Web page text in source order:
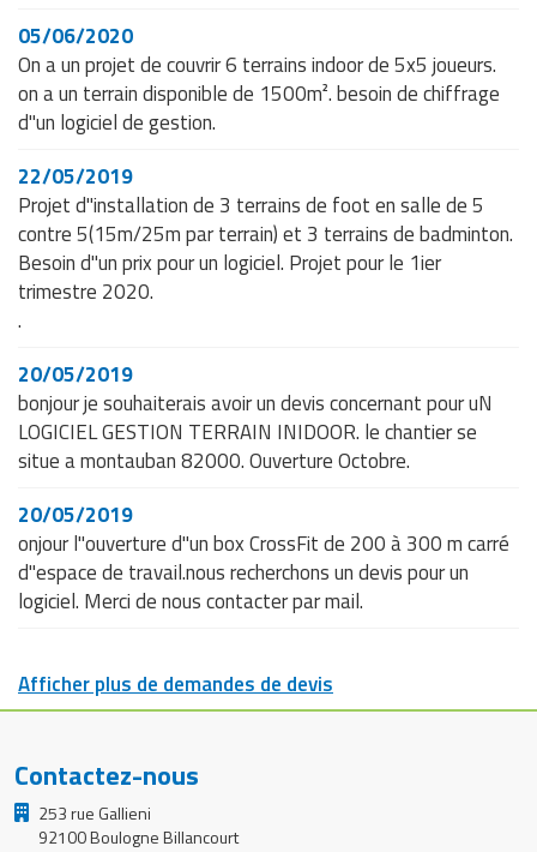
05/06/2020
On a un projet de couvrir 6 terrains indoor de 5x5 joueurs.
on a un terrain disponible de 1500m². besoin de chiffrage
d"un logiciel de gestion.
22/05/2019
Projet d"installation de 3 terrains de foot en salle de 5
contre 5(15m/25m par terrain) et 3 terrains de badminton.
Besoin d"un prix pour un logiciel. Projet pour le 1ier
trimestre 2020.
.
20/05/2019
bonjour je souhaiterais avoir un devis concernant pour uN
LOGICIEL GESTION TERRAIN INIDOOR. le chantier se
situe a montauban 82000. Ouverture Octobre.
20/05/2019
onjour l"ouverture d"un box CrossFit de 200 à 300 m carré
d"espace de travail.nous recherchons un devis pour un
logiciel. Merci de nous contacter par mail.
Afficher plus de demandes de devis
Contactez-nous
253 rue Gallieni
92100 Boulogne Billancourt